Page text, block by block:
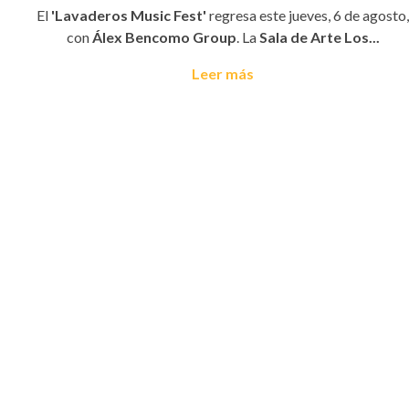
El 'Lavaderos Music Fest' regresa este jueves, 6 de agosto,
conÁlex Bencomo Group. LaSala de Arte Los...
Leer más